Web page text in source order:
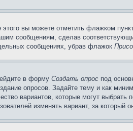
вы можете отметить флажком
сообщениям, сделав
сообщениях, убрав флажок
в форму Создать опрос под
опросов. Задайте тему и как
вариантов, которые могут
изменять вариант, за который